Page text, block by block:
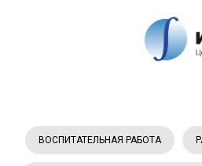
ВОСПИТАТЕЛЬНАЯ РАБОТА